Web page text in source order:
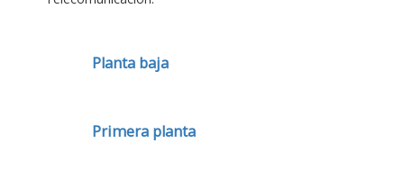
Planta baja
Primera planta